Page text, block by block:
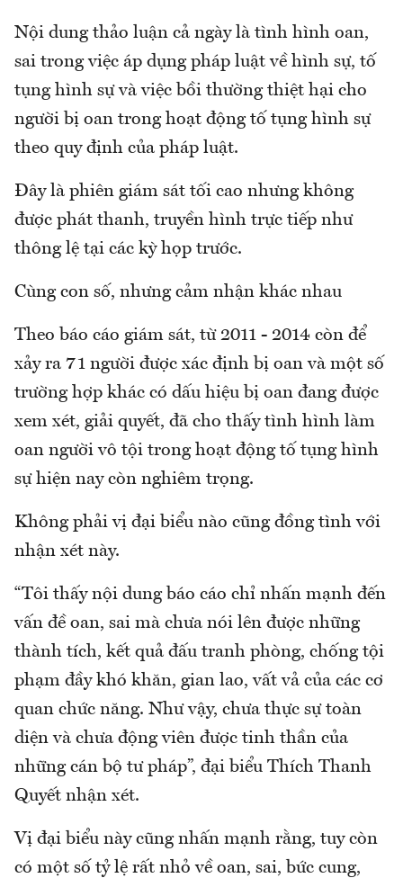
Nội dung thảo luận cả ngày là tình hình oan,
sai trong việc áp dụng pháp luật về hình sự, tố
tụng hình sự và việc bồi thường thiệt hại cho
người bị oan trong hoạt động tố tụng hình sự
theo quy định của pháp luật.
Đây là phiên giám sát tối cao nhưng không
được phát thanh, truyền hình trực tiếp như
thông lệ tại các kỳ họp trước.
Cùng con số, nhưng cảm nhận khác nhau
Theo báo cáo giám sát, từ 2011 - 2014 còn để
xảy ra 71 người được xác định bị oan và một số
trường hợp khác có dấu hiệu bị oan đang được
xem xét, giải quyết, đã cho thấy tình hình làm
oan người vô tội trong hoạt động tố tụng hình
sự hiện nay còn nghiêm trọng.
Không phải vị đại biểu nào cũng đồng tình với
nhận xét này.
“Tôi thấy nội dung báo cáo chỉ nhấn mạnh đến
vấn đề oan, sai mà chưa nói lên được những
thành tích, kết quả đấu tranh phòng, chống tội
phạm đầy khó khăn, gian lao, vất vả của các cơ
quan chức năng. Như vậy, chưa thực sự toàn
diện và chưa động viên được tinh thần của
những cán bộ tư pháp”, đại biểu Thích Thanh
Quyết nhận xét.
Vị đại biểu này cũng nhấn mạnh rằng, tuy còn
có một số tỷ lệ rất nhỏ về oan, sai, bức cung,